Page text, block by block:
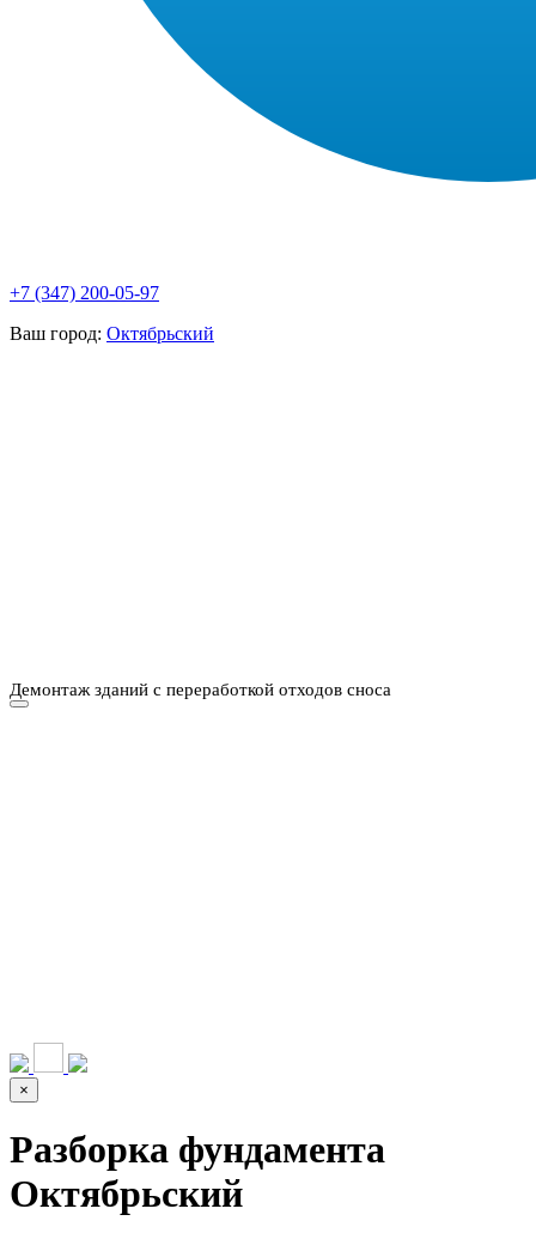
+7 (347) 200-05-97
Ваш город: Октябрьский
Демонтаж зданий с переработкой отходов сноса
×
Разборка фундамента
Октябрьский